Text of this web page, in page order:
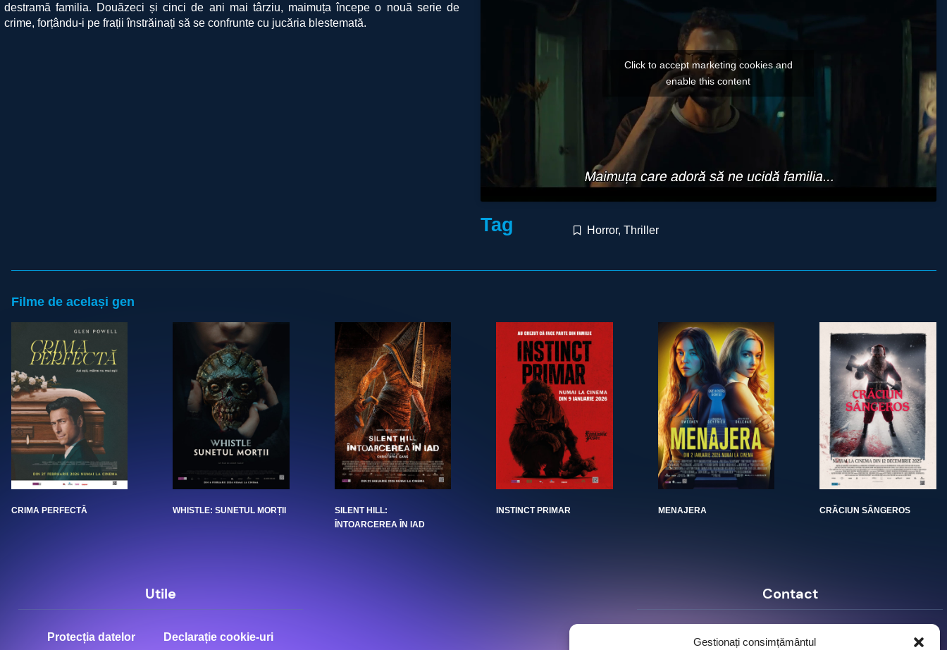
Gestionați consimțământul
destramă familia. Douăzeci și cinci de ani mai târziu, maimuța începe o nouă serie de
crime, forțându-i pe frații înstrăinați să se confrunte cu jucăria blestemată.
Click to accept marketing cookies and
enable this content
Tag Horror,Thriller
Filme de același gen
CRIMA PERFECTĂ WHISTLE: SUNETUL MORȚII
SILENT HILL:
ÎNTOARCEREA ÎN IAD
INSTINCT PRIMAR MENAJERA CRĂCIUN SÂNGEROS
Utile
Protecția datelor Declarație cookie-uri
Contact
Strada Mihai Eminescu, nr. 142, et.7, ap. 23,